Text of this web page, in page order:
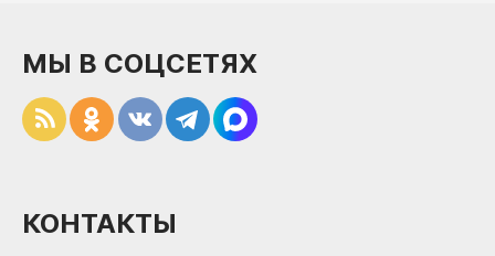
МЫ В СОЦСЕТЯХ
КОНТАКТЫ